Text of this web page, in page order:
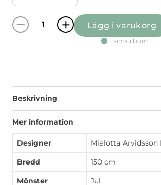
Tomteland Bård offwhite
Lägg i varukorg
Finns i lager
Beskrivning
Mer information
Designer Mialotta Arvidsson
Bredd 150 cm
Mönster Jul